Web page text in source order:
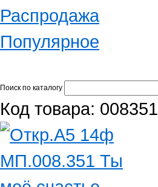
Распродажа
Популярное
Поиск по каталогу
Код товара: 008351